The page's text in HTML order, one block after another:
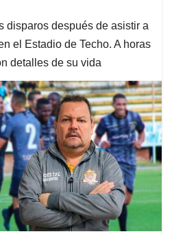
disparos después de asistir a
el Estadio de Techo. A horas
detalles de su vida